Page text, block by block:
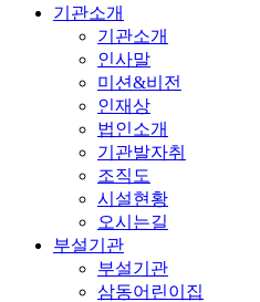
기관소개
기관소개
인사말
미션&비전
인재상
법인소개
기관발자취
조직도
시설현황
오시는길
부설기관
부설기관
삼동어린이집